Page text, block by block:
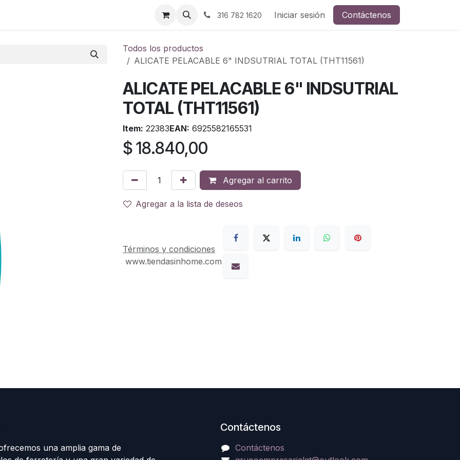
316 782 1620 Iniciar sesión Contáctenos
Todos los productos
ALICATE PELACABLE 6" INDSUTRIAL TOTAL (THT11561)
ALICATE PELACABLE 6" INDSUTRIAL
TOTAL (THT11561)
Item: 22383EAN: 6925582165531
$18.840,00
Agregar al carrito
Agregar a la lista de deseos
Términos y condiciones
www.tiendasinhome.com
una amplia gama de
Contáctenos
Contáctenos